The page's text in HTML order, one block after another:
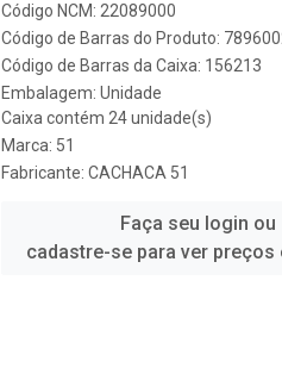
Código NCM: 22089000
Código de Barras do Produto:
Código de Barras da Caixa: 156213
Embalagem: Unidade
Caixa contém 24 unidade(s)
Marca: 51
Fabricante: CACHACA 51
Faça seu login ou
cadastre-se para ver preços